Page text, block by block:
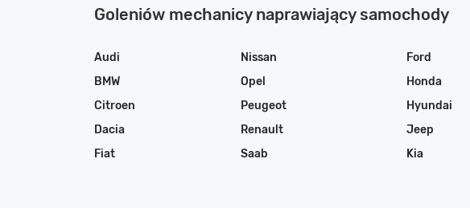
Goleniów mechanicy naprawiający samochody
Audi
BMW
Citroen
Dacia
Fiat
Ford
Honda
Hyundai
Jeep
Kia
Nissan
Opel
Peugeot
Renault
Saab